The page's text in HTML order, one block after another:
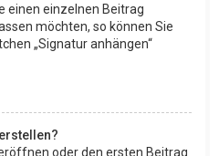
einen einzelnen Beitrag
möchten, so können Sie
„Signatur anhängen“
oder den ersten Beitrag